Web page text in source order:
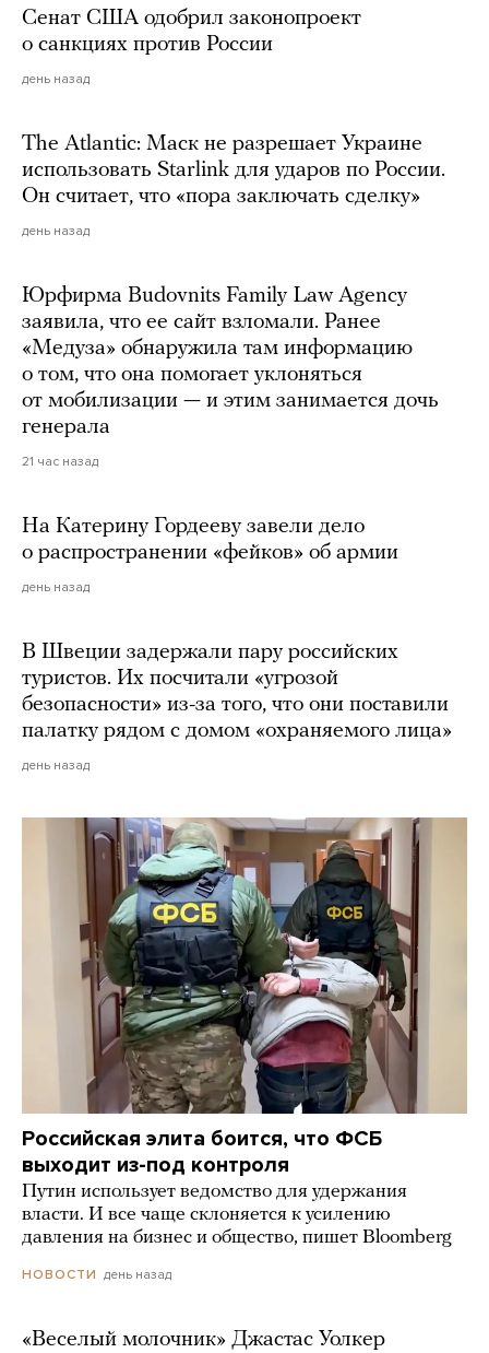
Сенат США одобрил законопроект
о санкциях против России
день назад
The Atlantic: Маск не разрешает Украине
использовать Starlink для ударов по России.
Он считает, что «пора заключать сделку»
день назад
Юрфирма Budovnits Family Law Agency
заявила, что ее сайт взломали. Ранее
«Медуза» обнаружила там информацию
о том, что она помогает уклоняться
от мобилизации — и этим занимается дочь
генерала
21 час назад
На Катерину Гордееву завели дело
о распространении «фейков» об армии
день назад
В Швеции задержали пару российских
туристов. Их посчитали «угрозой
безопасности» из-за того, что они поставили
палатку рядом с домом «охраняемого лица»
день назад
Российская элита боится, что ФСБ
выходит из-под контроля
Путин использует ведомство для удержания
власти. И все чаще склоняется к усилению
давления на бизнес и общество, пишет Bloomberg
НОВОСТИ день назад
«Веселый молочник» Джастас Уолкер